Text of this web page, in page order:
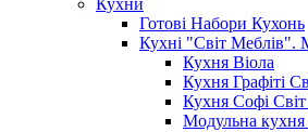
Готові Набори Кухонь
Кухні "Світ Меблів".
Кухня Віола
Кухня Графіті
Кухня Софі
Модульна